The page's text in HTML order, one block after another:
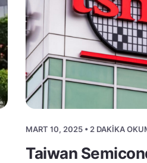
MART 10, 2025 • 2 DAKIKA
Taiwan